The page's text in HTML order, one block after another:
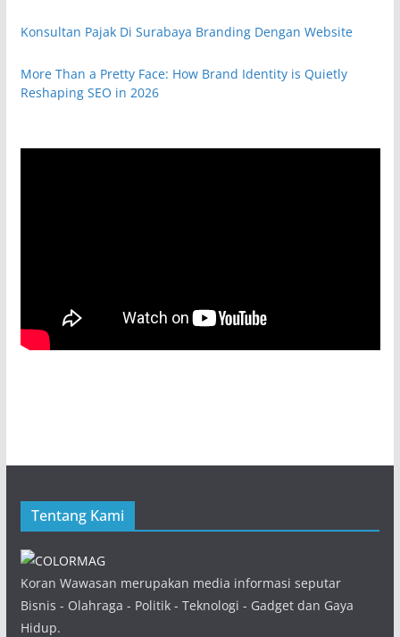
Konsultan Pajak Di Surabaya Branding Dengan Website
More Than a Pretty Face: How Brand Identity is Quietly
Reshaping SEO in 2026
Tentang Kami
Koran Wawasan merupakan media informasi seputar
Bisnis - Olahraga - Politik - Teknologi - Gadget dan Gaya
Hidup.